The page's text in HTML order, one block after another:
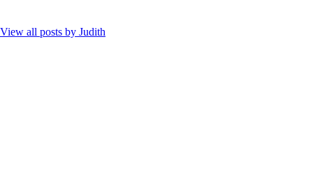
View all posts by Judith